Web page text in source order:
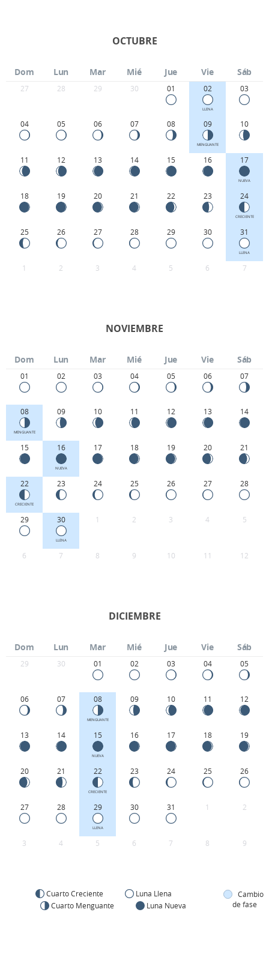
OCTUBRE
Dom Lun Mar Mié Jue Vie Sáb
27 28 29 30 01 02
LLENA
03
04 05 06 07 08 09
MENGUANTE
10
11 12 13 14 15 16 17
NUEVA
18 19 20 21 22 23 24
CRECIENTE
25 26 27 28 29 30 31
LLENA
1 2 3 4 5 6 7
NOVIEMBRE
Dom Lun Mar Mié Jue Vie Sáb
01 02 03 04 05 06 07
08
MENGUANTE
09 10 11 12 13 14
15 16
NUEVA
17 18 19 20 21
22
CRECIENTE
23 24 25 26 27 28
29 30
LLENA
1 2 3 4 5
6 7 8 9 10 11 12
DICIEMBRE
Dom Lun Mar Mié Jue Vie Sáb
29 30 01 02 03 04 05
06 07 08
MENGUANTE
09 10 11 12
13 14 15
NUEVA
16 17 18 19
20 21 22
CRECIENTE
23 24 25 26
27 28 29
LLENA
30 31 1 2
3 4 5 6 7 8 9
Cuarto Creciente
Luna Llena
Cuarto Menguante
Luna Nueva
Cambio
de fase